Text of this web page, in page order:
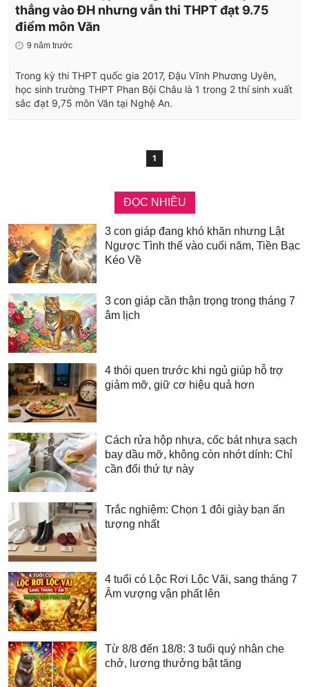
thẳng vào ĐH nhưng vẫn thi THPT đạt 9.75
điểm môn Văn
9 năm trước
Trong kỳ thi THPT quốc gia 2017, Đậu Vĩnh Phương Uyên,
học sinh trường THPT Phan Bội Châu là 1 trong 2 thí sinh xuất
sắc đạt 9,75 môn Văn tại Nghệ An.
1
ĐỌC NHIỀU
3 con giáp đang khó khăn nhưng Lật
Ngược Tình thế vào cuối năm, Tiền Bạc
Kéo Về
3 con giáp cần thận trọng trong tháng 7
âm lịch
4 thói quen trước khi ngủ giúp hỗ trợ
giảm mỡ, giữ cơ hiệu quả hơn
Cách rửa hộp nhựa, cốc bát nhựa sạch
bay dầu mỡ, không còn nhớt dính: Chỉ
cần đổi thứ tự này
Trắc nghiệm: Chọn 1 đôi giày bạn ấn
tượng nhất
4 tuổi có Lộc Rơi Lộc Vãi, sang tháng 7
Âm vượng vận phất lên
Từ 8/8 đến 18/8: 3 tuổi quý nhân che
chở, lương thưởng bật tăng